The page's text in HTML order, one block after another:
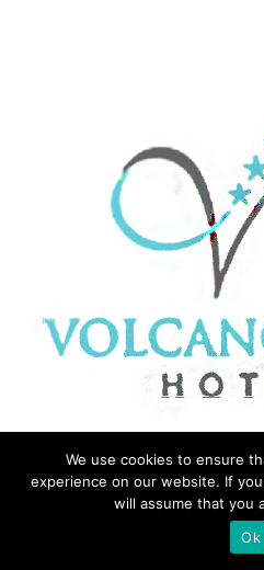
We use cookies to ensure
experience on our website. If
will assume that you
Ok